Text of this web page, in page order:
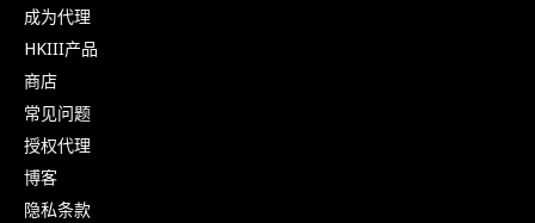
成为代理
HKIII产品
商店
常见问题
授权代理
博客
隐私条款